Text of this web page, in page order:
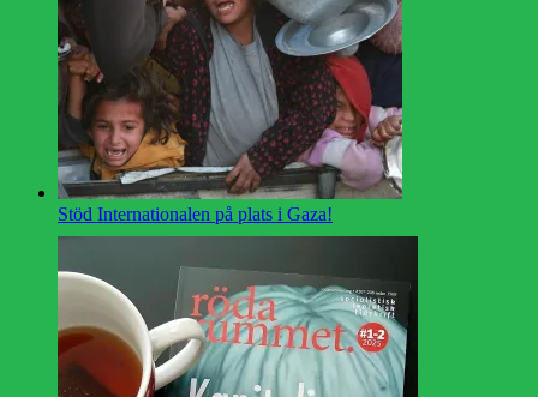
Stöd Internationalen på plats i Gaza!